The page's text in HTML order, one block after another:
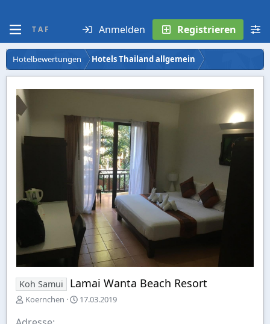
T A F Anmelden Registrieren
Hotelbewertungen Hotels Thailand allgemein
Koh Samui Lamai Wanta Beach Resort
E
s
Koernchen
A17.03.2019